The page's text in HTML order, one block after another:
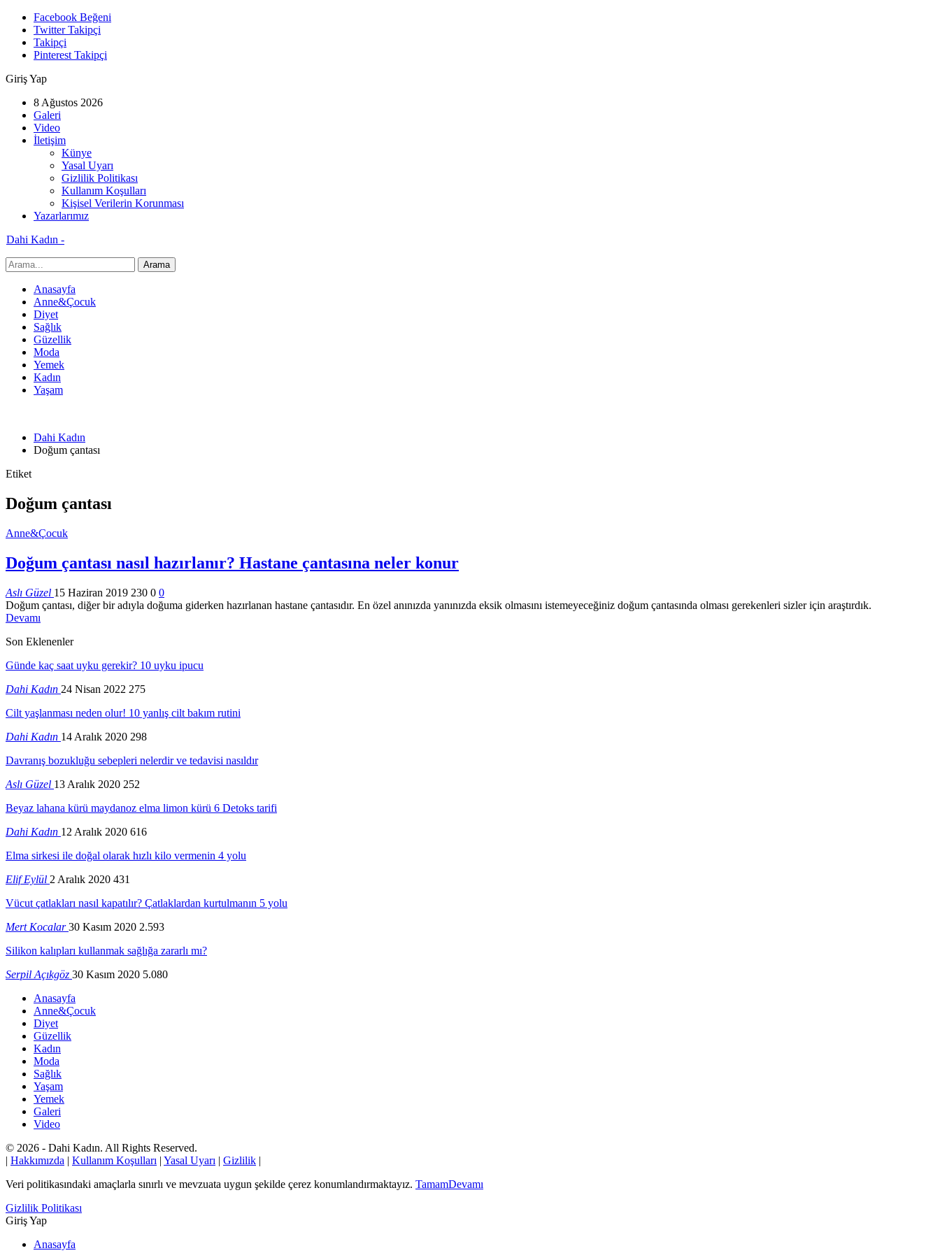
Facebook Beğeni
Twitter Takipçi
Takipçi
Pinterest Takipçi
Giriş Yap
8 Ağustos 2026
Galeri
Video
İletişim
Künye
Yasal Uyarı
Gizlilik Politikası
Kullanım Koşulları
Kişisel Verilerin Korunması
Yazarlarımız
Dahi Kadın -
Anasayfa
Anne&Çocuk
Diyet
Sağlık
Güzellik
Moda
Yemek
Kadın
Yaşam
Dahi Kadın
Doğum çantası
Etiket
Doğum çantası
Anne&Çocuk
Doğum çantası nasıl hazırlanır? Hastane çantasına neler konur
Aslı Güzel 15 Haziran 2019 230 0 0
Doğum çantası, diğer bir adıyla doğuma giderken hazırlanan hastane çantasıdır. En özel anınızda yanınızda eksik olmasını istemeyeceğiniz doğum çantasında olması gerekenleri sizler için araştırdık.
Devamı
Son Eklenenler
Günde kaç saat uyku gerekir? 10 uyku ipucu
Dahi Kadın 24 Nisan 2022 275
Cilt yaşlanması neden olur! 10 yanlış cilt bakım rutini
Dahi Kadın 14 Aralık 2020 298
Davranış bozukluğu sebepleri nelerdir ve tedavisi nasıldır
Aslı Güzel 13 Aralık 2020 252
Beyaz lahana kürü maydanoz elma limon kürü 6 Detoks tarifi
Dahi Kadın 12 Aralık 2020 616
Elma sirkesi ile doğal olarak hızlı kilo vermenin 4 yolu
Elif Eylül 2 Aralık 2020 431
Vücut çatlakları nasıl kapatılır? Çatlaklardan kurtulmanın 5 yolu
Mert Kocalar30 Kasım 2020 2.593
Silikon kalıpları kullanmak sağlığa zararlı mı?
Serpil Açıkgöz 30 Kasım 2020 5.080
Anasayfa
Anne&Çocuk
Diyet
Güzellik
Kadın
Moda
Sağlık
Yaşam
Yemek
Galeri
Video
© 2026 - Dahi Kadın. All Rights Reserved.
| Hakkımızda | Kullanım Koşulları | Yasal Uyarı | Gizlilik |
Veri politikasındaki amaçlarla sınırlı ve mevzuata uygun şekilde çerez konumlandırmaktayız. TamamDevamı
Gizlilik Politikası
Giriş Yap
Anasayfa